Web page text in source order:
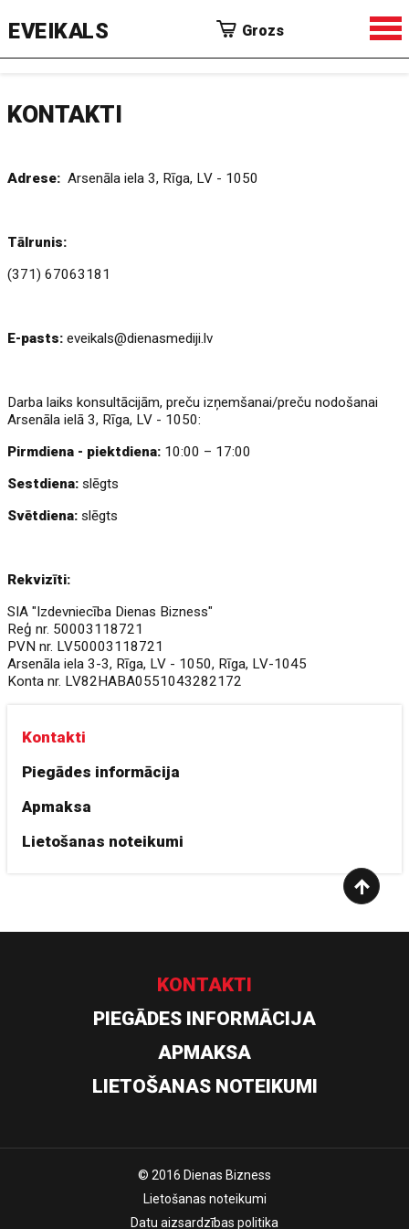
EVEIKALS Grozs
KONTAKTI
Adrese: Arsenāla iela 3, Rīga, LV - 1050
Tālrunis:
(371) 67063181
E-pasts: eveikals@dienasmediji.lv
Darba laiks konsultācijām, preču izņemšanai/preču nodošanai
Arsenāla ielā 3, Rīga, LV - 1050:
Pirmdiena - piektdiena: 10:00 – 17:00
Sestdiena:slēgts
Svētdiena:slēgts
Rekvizīti:
SIA "Izdevniecība Dienas Bizness"
Reģ nr. 50003118721
PVN nr. LV50003118721
Arsenāla iela 3-3, Rīga, LV - 1050, Rīga, LV-1045
Konta nr. LV82HABA0551043282172
Kontakti
Piegādes informācija
Apmaksa
Lietošanas noteikumi
KONTAKTI
PIEGĀDES INFORMĀCIJA
APMAKSA
LIETOŠANAS NOTEIKUMI
© 2016 Dienas Bizness
Lietošanas noteikumi
Datu aizsardzības politika